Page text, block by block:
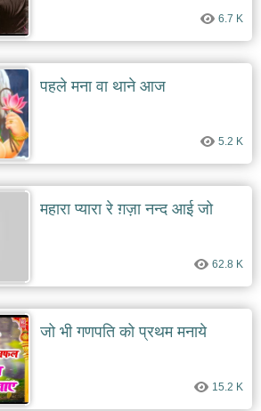
6.7 K
पहले मना वा थाने आज
5.2 K
महारा प्यारा रे ग़ज़ा नन्द आई जो
62.8 K
जो भी गणपति को प्रथम मनाये
15.2 K